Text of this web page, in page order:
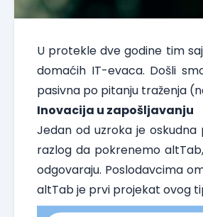
U protekle dve godine tim
domaćih IT-evaca. Došli
pasivna po pitanju traženja
Inovacija u zapošljavanju
Jedan od uzroka je
razlog da pokrenemo altTab
odgovaraju. Poslodavcima
altTab je prvi projekat ovog